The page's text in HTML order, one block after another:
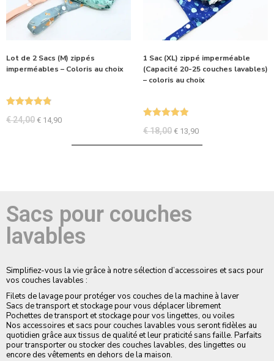
Lot de 2 Sacs (M) zippés
imperméables – Coloris au choix
€24,00 € 14,90
1 Sac (XL) zippé imperméable
(Capacité 20-25 couches lavables)
– coloris au choix
€18,00 € 13,90
Sacs pour couches
lavables
Simplifiez-vous la vie grâce à notre sélection d’accessoires et sacs pour
vos couches lavables :
Filets de lavage pour protéger vos couches de la machine à laver
Sacs de transport et stockage pour vous déplacer librement
Pochettes de transport et stockage pour vos lingettes, ou voiles
Nos accessoires et sacs pour couches lavables vous seront fidèles au
quotidien grâce aux tissus de qualité et leur praticité sans faille. Parfaits
pour transporter ou stocker des couches lavables, des lingettes ou
encore des vêtements en dehors de la maison.